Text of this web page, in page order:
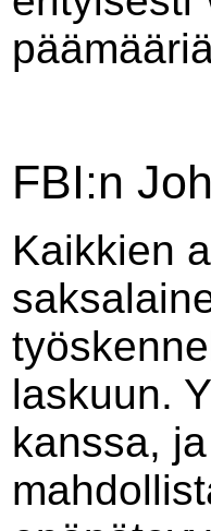
FBI:n
Kaikkien
laskuun.
kanssa,